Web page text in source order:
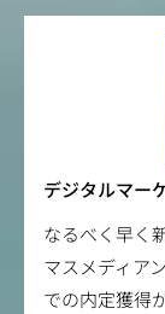
デジタルマー
なるべく早く
マスメディア
での内定獲得